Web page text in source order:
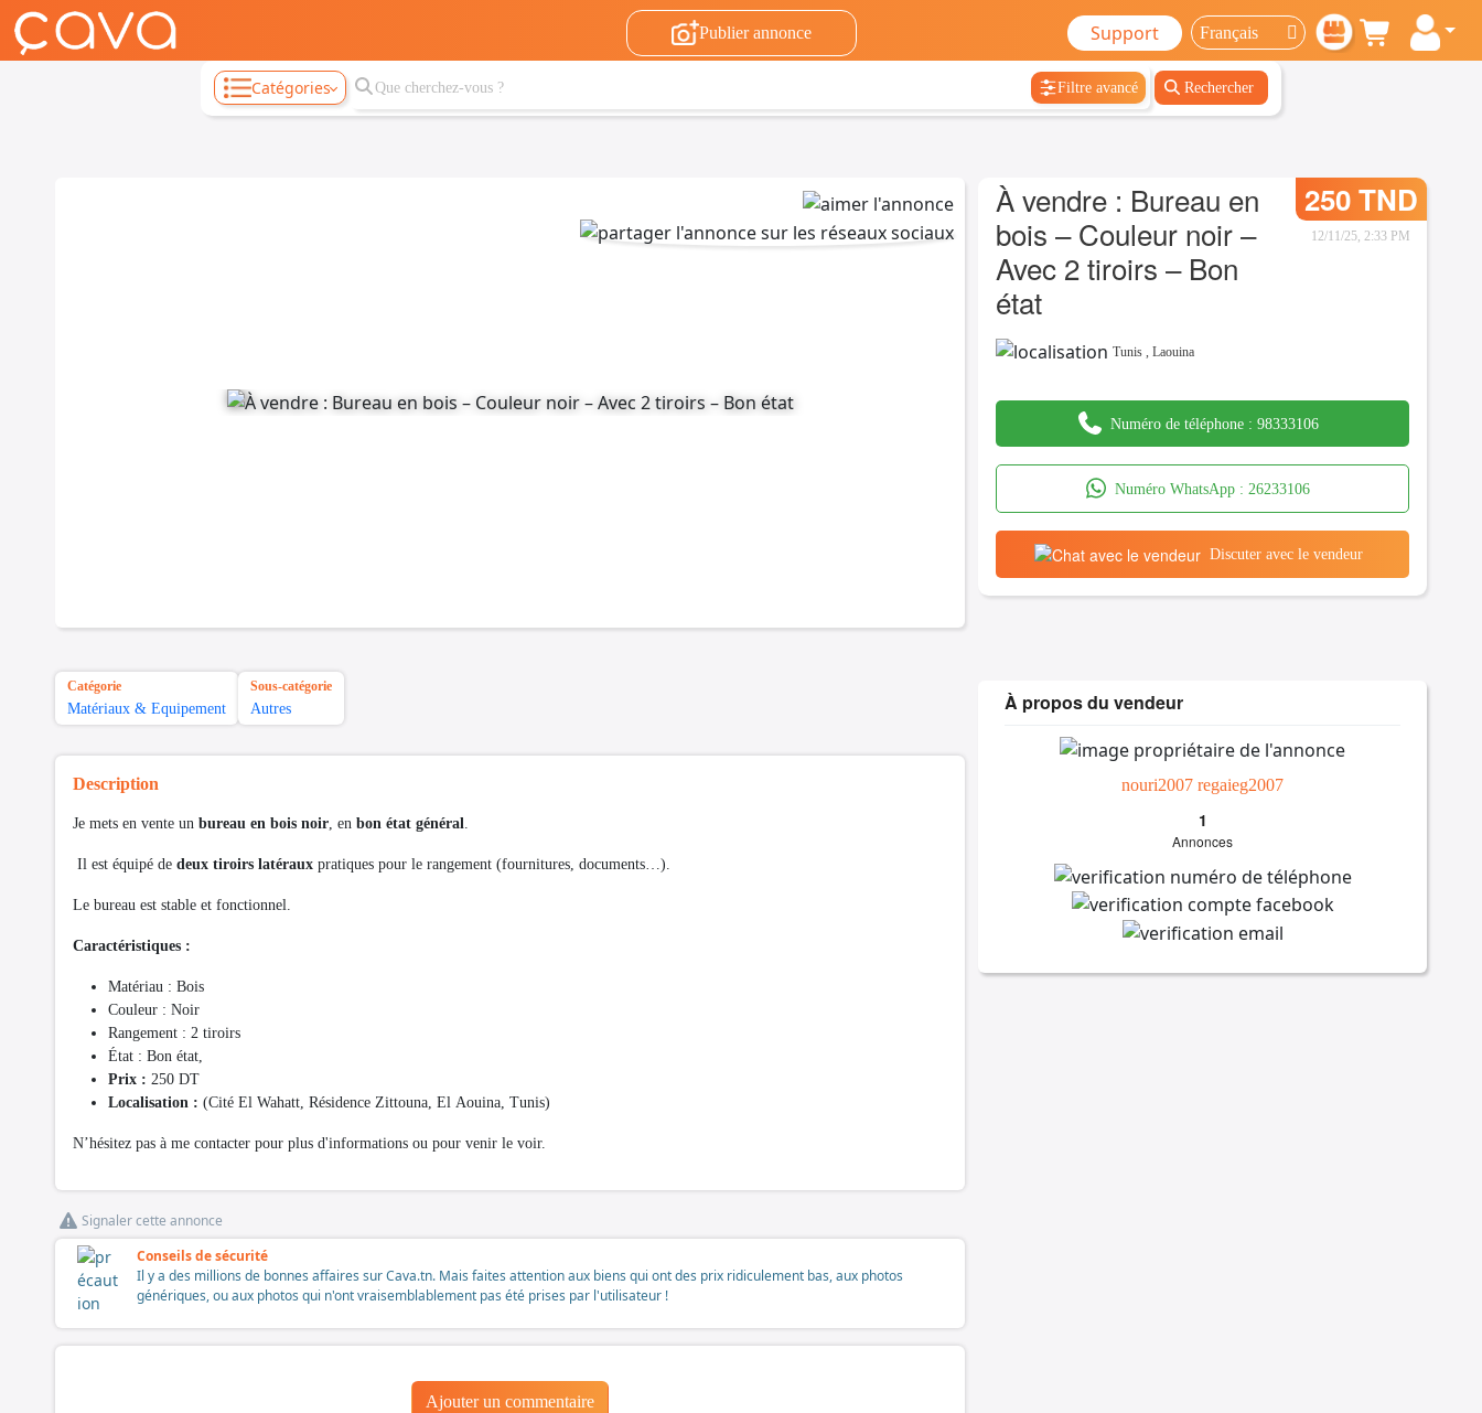
Publier annonce Support
Catégories Filtre avancé Rechercher
À vendre : Bureau en
bois – Couleur noir –
Avec 2 tiroirs – Bon
état
250 TND
12/11/25, 2:33 PM
Tunis ,Laouina
Numéro de téléphone : 98333106
Numéro WhatsApp : 26233106
Discuter avec le vendeur
Catégorie
Matériaux & Equipement
Sous-catégorie
Autres
Description
Je mets en vente un bureau en bois noir, en bon état général.
Il est équipé de deux tiroirs latéraux pratiques pour le rangement (fournitures, documents…).
Le bureau est stable et fonctionnel.
Caractéristiques :
Matériau : Bois
Couleur : Noir
Rangement : 2 tiroirs
État : Bon état,
Prix : 250 DT
Localisation : (Cité El Wahatt, Résidence Zittouna, El Aouina, Tunis)
N’hésitez pas à me contacter pour plus d'informations ou pour venir le voir.
Signaler cette annonce
Conseils de sécurité
Il y a des millions de bonnes affaires sur Cava.tn. Mais faites attention aux biens qui ont des prix ridiculement bas, aux photos
génériques, ou aux photos qui n'ont vraisemblablement pas été prises par l'utilisateur !
Ajouter un commentaire
À propos du vendeur
nouri2007 regaieg2007
1
Annonces